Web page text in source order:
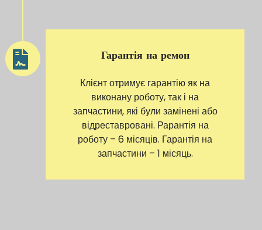
Гарантія на ремон
Клієнт отримує гарантію як на
виконану роботу, так і на
запчастини, які були замінені або
відреставровані. Рарантія на
роботу – 6 місяців. Гарантія на
запчастини – 1 місяць.